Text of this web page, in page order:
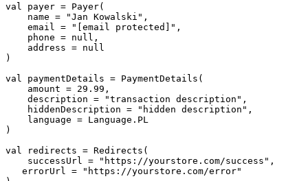
val payer = Payer(
    name = "Jan Kowalski",
    email = "[email protected]",
    phone = null,
    address = null
)
val paymentDetails = PaymentDetails(
    amount = 29.99,
    description = "transaction description",
    hiddenDescription = "hidden description",
    language = Language.PL
)
val redirects = Redirects(
    successUrl = "https://yourstore.com/success",
   errorUrl = "https://yourstore.com/error"